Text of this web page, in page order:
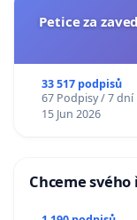
Petice za
33 517 podpisů
67 Podpisy / 7 dní
15 Jun 2026
Chceme